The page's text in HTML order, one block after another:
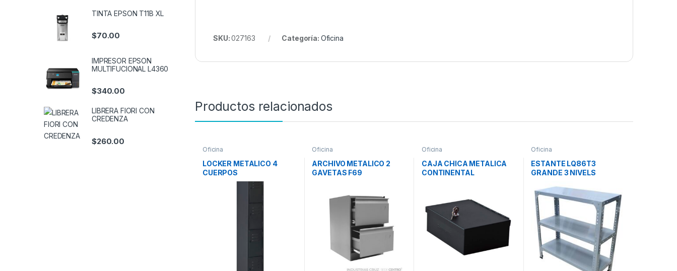
SKU:027163 Categoría: Oficina
Productos relacionados
Oficina
LOCKER METALICO 4
CUERPOS
Oficina
ARCHIVO METALICO 2
GAVETAS F69
Oficina
CAJA CHICA METALICA
CONTINENTAL
Oficina
ESTANTE LQ86T3
GRANDE 3 NIVELS
TINTA EPSON T11B XL
$70.00
IMPRESOR EPSON
MULTIFUCIONAL L4360
$340.00
LIBRERA FIORI CON
CREDENZA
$260.00